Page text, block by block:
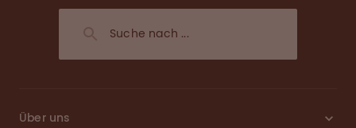
Über uns